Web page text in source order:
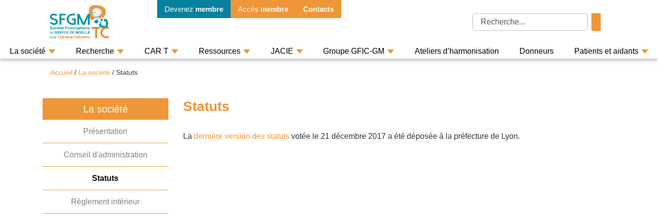
Devenez membre Accès membre Contacts
La société Recherche CAR T Ressources JACIE Groupe GFIC-GM Ateliers d’harmonisation Donneurs Patients et aidants
Accueil / La société / Statuts
La société
Présentation
Conseil d'administration
Statuts
Règlement intérieur
Statuts
La dernière version des statutsvotée le 21 décembre 2017 a été déposée à la préfecture de Lyon.